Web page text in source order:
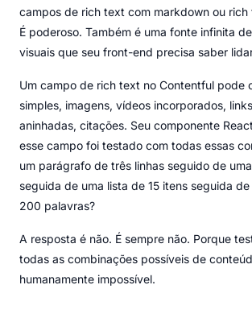
campos de rich text com markdown ou
É poderoso. Também é uma fonte infinita
visuais que seu front-end precisa saber
Um campo de rich text no Contentful pode
simples, imagens, vídeos incorporados,
aninhadas, citações. Seu componente
esse campo foi testado com todas essas
um parágrafo de três linhas seguido de
seguida de uma lista de 15 itens seguida
200 palavras?
A resposta é não. É sempre não. Porque
todas as combinações possíveis de
humanamente impossível.